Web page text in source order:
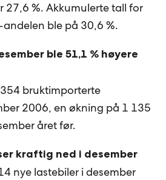
27,6 %. Akkumulerte tall for
ble på 30,6 %.
ble 51,1 % høyere
bruktimporterte
2006, en økning på 1 135
året før.
kraftig ned i desember
nye lastebiler i desember